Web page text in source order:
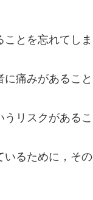
とを忘れてしま
痛みがあること
リスクがあるこ
いるために，その